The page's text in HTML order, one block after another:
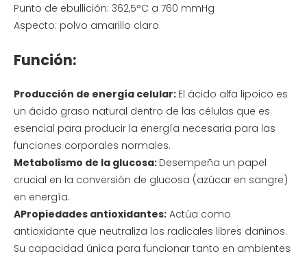
Punto de ebullición: 362,5°C a 760 mmHg
Aspecto: polvo amarillo claro
Función:
Producción de energía celular: El ácido alfa lipoico es
un ácido graso natural dentro de las células que es
esencial para producir la energía necesaria para las
funciones corporales normales.
Metabolismo de la glucosa: Desempeña un papel
crucial en la conversión de glucosa (azúcar en sangre)
en energía.
APropiedades antioxidantes: Actúa como
antioxidante que neutraliza los radicales libres dañinos.
Su capacidad única para funcionar tanto en ambientes